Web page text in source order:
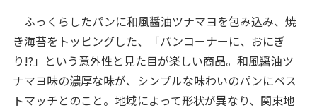
ふっくらしたパンに和風醤油ツナマヨを包み込み、焼
き海苔をトッピングした、「パンコーナーに、おにぎ
り!?」という意外性と見た目が楽しい商品。和風醤油ツ
ナマヨ味の濃厚な味が、シンプルな味わいのパンにベス
トマッチとのこと。地域によって形状が異なり、関東地